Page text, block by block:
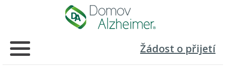
Žádost o přijetí